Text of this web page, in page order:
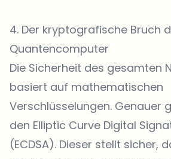
4. Der kryptografische Bruch
Quantencomputer
Die Sicherheit des gesamten
basiert auf mathematischen
Verschlüsselungen. Genauer
den Elliptic Curve Digital
(ECDSA). Dieser stellt sicher,